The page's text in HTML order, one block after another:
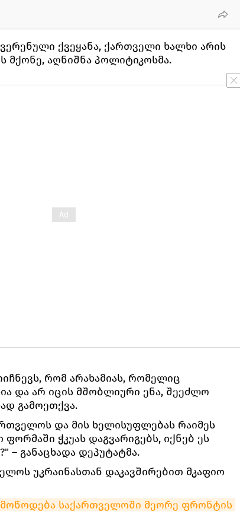
ქვეყანა, ქართველი ხალხი არის
მქონე, აღნიშნა პოლიტიკოსმა.
რომ არახამიას, რომელიც
და არ იცის მშობლიური ენა, შეეძლო
გამოეთქვა.
და მის ხელისუფლებას რაიმეს
ჭკუას დაგვარიგებს, იქნებ ეს
– განაცხადა დეპუტატმა.
უკრაინასთან დაკავშირებით მკაფიო
მოწოდება საქართველოში მეორე ფრონტის